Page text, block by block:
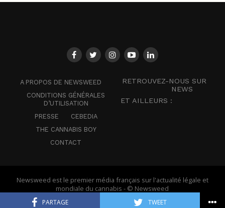
PARTAGE TWEET
A PROPOS DE NEWSWEED
CONDITIONS GÉNÉRALES
D’UTILISATION
PRESSE
CEBEDIA
THE CANNABIS BOY
CONTACT
RETROUVEZ-NOUS SUR
NEWS
ET AILLEURS :
Newsweed est le premier média français sur l'actualité légale et
mondiale du cannabis - © Newsweed